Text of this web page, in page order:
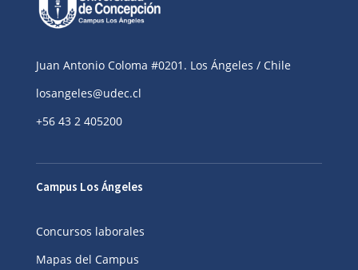
Juan Antonio Coloma #0201. Los Ángeles / Chile
losangeles@udec.cl
+56 43 2 405200
Campus Los Ángeles
Concursos laborales
Mapas del Campus